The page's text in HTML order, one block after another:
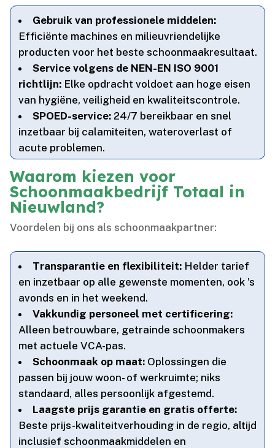
Gebruik van professionele middelen:
Efficiënte machines en milieuvriendelijke
producten voor het beste schoonmaakresultaat.​
Service volgens de NEN-EN ISO 9001
richtlijn: Elke opdracht voldoet aan hoge eisen
van hygiëne, veiligheid en kwaliteitscontrole.​
SPOED-service: 24/7 bereikbaar en snel
inzetbaar bij calamiteiten, wateroverlast of
acute problemen.​
Waarom kiezen voor
Schoonmaakbedrijf Totaal in
Nieuwland?
Voordelen bij ons als schoonmaakpartner:
Transparantie en flexibiliteit: Helder tarief
en inzetbaar op alle gewenste momenten, ook ’s
avonds en in het weekend.​
Vakkundig personeel met certificering:
Alleen betrouwbare, getrainde schoonmakers
met actuele VCA-pas.​
Schoonmaak op maat: Oplossingen die
passen bij jouw woon- of werkruimte; niks
standaard, alles persoonlijk afgestemd.​
Laagste prijs garantie en gratis offerte:
Beste prijs-kwaliteitverhouding in de regio, altijd
inclusief schoonmaakmiddelen en